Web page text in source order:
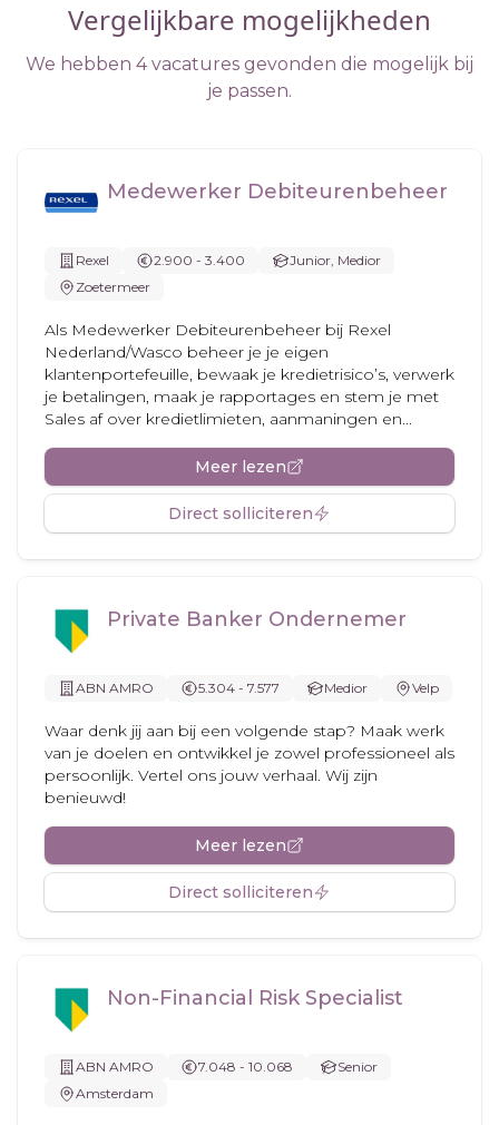
Vergelijkbare mogelijkheden
We hebben 4 vacatures gevonden die mogelijk bij
je passen.
Medewerker Debiteurenbeheer
Rexel 2.900 - 3.400
Junior, Medior
Zoetermeer
Als Medewerker Debiteurenbeheer bij Rexel
Nederland/Wasco beheer je je eigen
klantenportefeuille, bewaak je kredietrisico’s, verwerk
je betalingen, maak je rapportages en stem je met
Sales af over kredietlimieten, aanmaningen en...
Meer lezen
Direct solliciteren
Private Banker Ondernemer
ABN AMRO 5.304 - 7.577 Medior Velp
Waar denk jij aan bij een volgende stap? Maak werk
van je doelen en ontwikkel je zowel professioneel als
persoonlijk. Vertel ons jouw verhaal. Wij zijn
benieuwd!
Meer lezen
Direct solliciteren
Non-Financial Risk Specialist
ABN AMRO 7.048 - 10.068
Senior
Amsterdam